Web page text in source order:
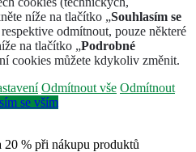
níže na tlačítko „Souhlasím se
odmítnout, pouze některé
na tlačítko „Podrobné
cookies můžete kdykoliv změnit.
Odmítnout vše Odmítnout
se vším
20 % při nákupu produktů